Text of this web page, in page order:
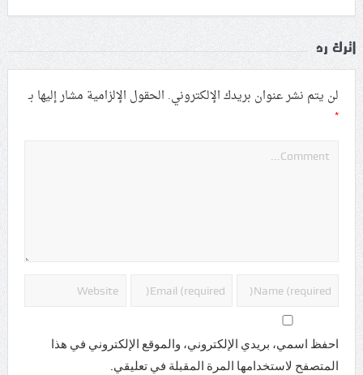
اترك رد
لن يتم نشر عنوان بريدك الإلكتروني. الحقول الإلزامية مشار إليها بـ
*
احفظ اسمي، بريدي الإلكتروني، والموقع الإلكتروني في هذا
المتصفح لاستخدامها المرة المقبلة في تعليقي.